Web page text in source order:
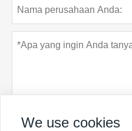
We use cookies